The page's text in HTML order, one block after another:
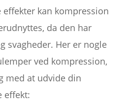
effekter kan kompression
da den har
svagheder. Her er nogle
ved kompression,
med at udvide din
effekt: